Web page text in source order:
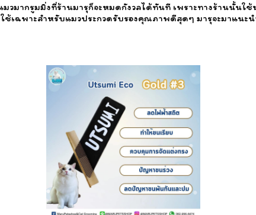
วมากรูมมิ่งที่ร้านมารุก็จะหมดกังวลได้ทันที เพราะทางร้านนั้นใช้
ช้เฉพาะสำหรับแมวประกวดรับรองคุณภาพดีสุดๆ มารุจะมาแนะน